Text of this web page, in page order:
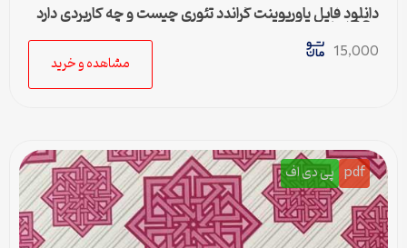
دانلود فایل پاورپوینت گراندد تئوری چیست و چه کاربردی دارد
15,000
مشاهده و خرید
pdf پی دی اف